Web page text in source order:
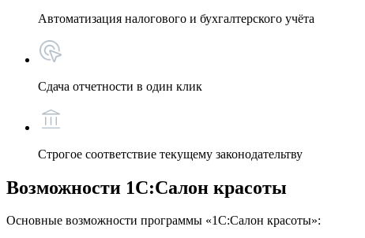
Автоматизация налогового и бухгалтерского учёта
Сдача отчетности в один клик
Строгое соответствие текущему законодательтву
Возможности 1С:Салон красоты
Основные возможности программы «1С:Салон красоты»: